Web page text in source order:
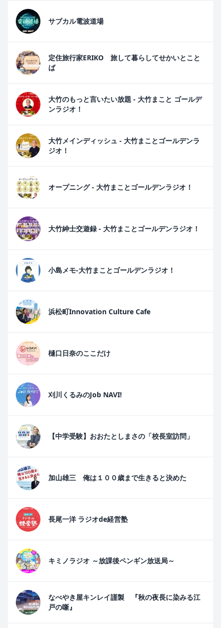
サブカル電波道場
定住旅行家ERIKO 旅して暮らしてせかいとこと
ば
大竹のもっと言いたい放題 - 大竹まこと ゴールデ
ンラジオ！
大竹メインディッシュ - 大竹まことゴールデンラ
ジオ！
オープニング - 大竹まことゴールデンラジオ！
大竹紳士交遊録 - 大竹まことゴールデンラジオ！
小島メモ-大竹まことゴールデンラジオ！
浜松町Innovation Culture Cafe
樋口日奈のここだけ
刈川くるみのJob NAVI!
【中学受験】おおたとしまさの「校長室訪問」
加山雄三 俺は１００歳まで生きると決めた
長尾一洋 ラジオde経営塾
キミノラジオ ～放課後ペンギン放送局～
なべやき屋キンレイ謹製 『秋の夜長に染みる江
戸の噺』